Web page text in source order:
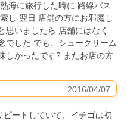
海に旅行した時に 路線バス
し 翌日 店舗の方にお邪魔し
思いましたら 店舗にはなく
でした でも、シュークリーム
しかったです? またお店の方
2016/04/07
ートしていて、イチゴは初